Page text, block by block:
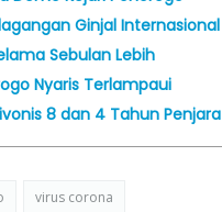
Ginjal Internasional
Sebulan Lebih
Nyaris Terlampaui
8 dan 4 Tahun Penjara
virus corona